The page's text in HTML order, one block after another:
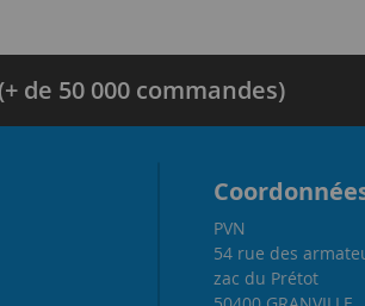
de 50 000 commandes)
PVN
54 rue des
zac du Prétot